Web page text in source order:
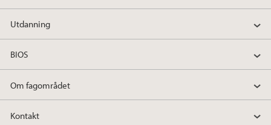
Utdanning
BIOS
Om fagområdet
Kontakt